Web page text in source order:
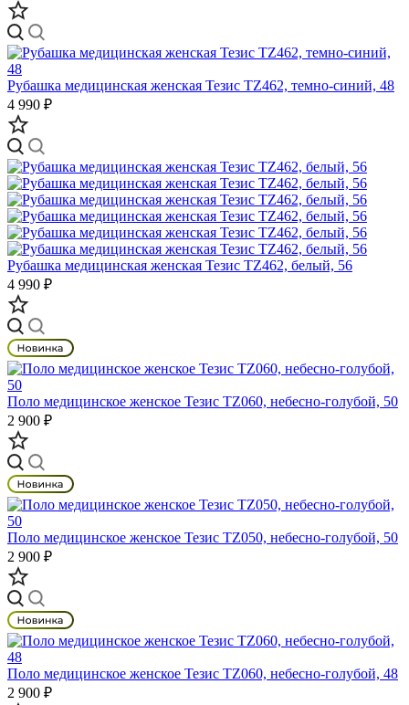
Рубашка медицинская женская Тезис TZ462, темно-синий, 48
4 990 ₽
Рубашка медицинская женская Тезис TZ462, белый, 56
4 990 ₽
Поло медицинское женское Тезис TZ060, небесно-голубой, 50
2 900 ₽
Поло медицинское женское Тезис TZ050, небесно-голубой, 50
2 900 ₽
Поло медицинское женское Тезис TZ060, небесно-голубой, 48
2 900 ₽